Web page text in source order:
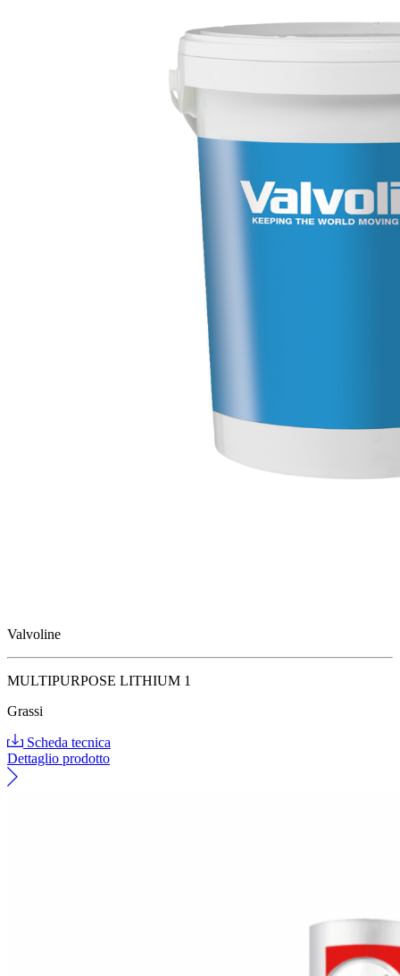
Valvoline
MULTIPURPOSE LITHIUM 1
Grassi
Scheda tecnica
Dettaglio prodotto